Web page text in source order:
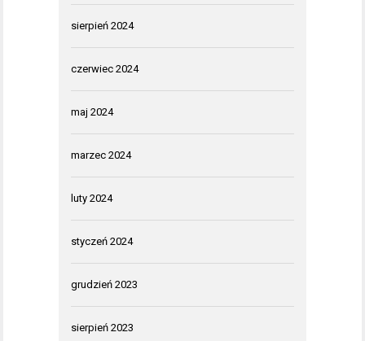
sierpień 2024
czerwiec 2024
maj 2024
marzec 2024
luty 2024
styczeń 2024
grudzień 2023
sierpień 2023